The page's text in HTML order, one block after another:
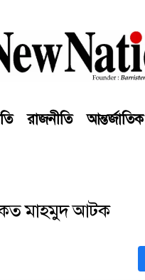
রাজনীতি আন্তর্জাতিক
মাহমুদ আটক